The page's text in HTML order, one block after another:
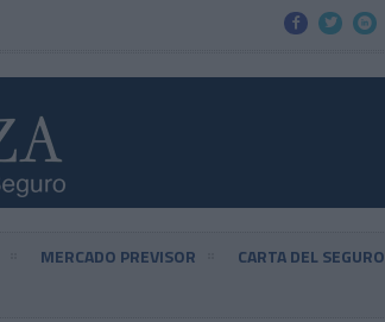
  
MERCADO PREVISOR CARTA DEL SEGURO